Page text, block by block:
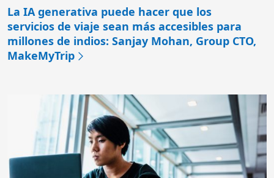
La IA generativa puede hacer que los
servicios de viaje sean más accesibles para
millones de indios: Sanjay Mohan, Group CTO,
MakeMyTrip